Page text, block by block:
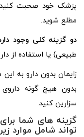
پزشک خود صحبت
مطلع شوید.
دو گزینه کلی وجود
طبیعی) یا استفاده از
زایمان بدون دارو به
بدون هیچ گونه داروی
سزارین کنید.
گزینه های شما
تواند شامل موارد